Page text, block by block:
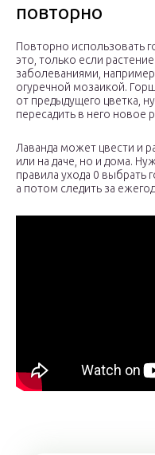
повторно
Повторно использовать
это, только если
заболеваниями,
огуречной мозаикой.
от предыдущего цветка,
пересадить в него новое
Лаванда может цвести и
или на даче, но и дома.
правила ухода 0 выбрать
а потом следить за